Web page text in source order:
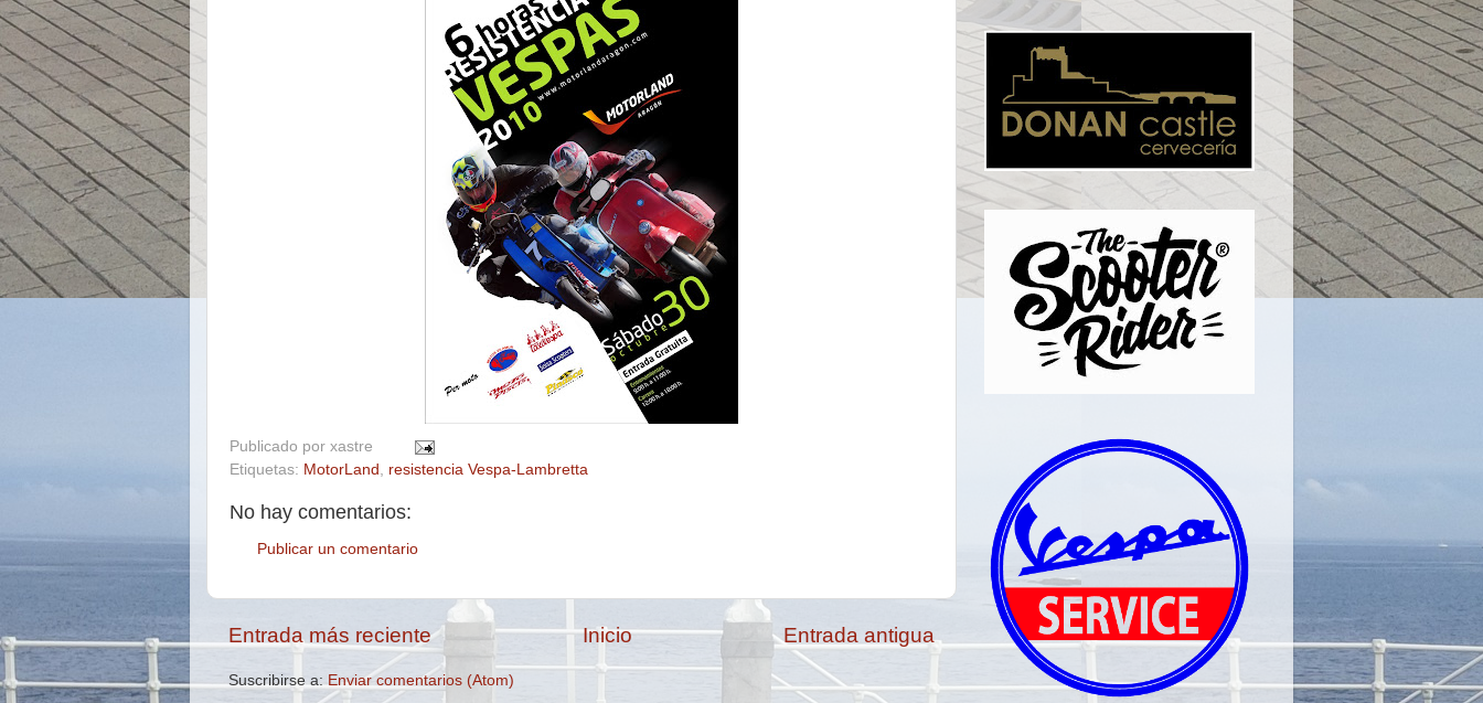
Publicado por xastre
Etiquetas: MotorLand , resistencia Vespa-Lambretta
No hay comentarios:
Publicar un comentario
Entrada más reciente Entrada antigua
Inicio
Suscribirse a: Enviar comentarios (Atom)